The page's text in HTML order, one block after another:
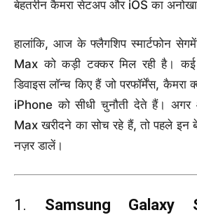
बेहतरीन कैमरा सेटअप और iOS का अनोखा
हालांकि, आज के फ्लैगशिप स्मार्टफोन
Max को कड़ी टक्कर मिल रही है। कई
डिवाइस लॉन्च किए हैं जो परफॉर्मेंस, कैमरा
iPhone को सीधी चुनौती देते हैं।
Max खरीदने का सोच रहे हैं, तो पहले इन
नज़र डालें।
1. Samsung Galaxy